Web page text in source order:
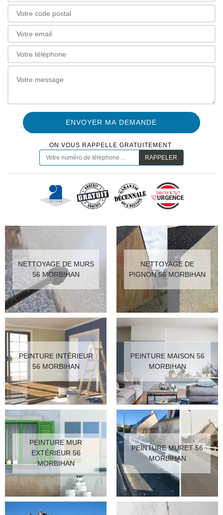
ON VOUS RAPPELLE GRATUITEMENT
NETTOYAGE DE MURS
56 MORBIHAN
NETTOYAGE DE
PIGNON 56 MORBIHAN
PEINTURE INTÉRIEUR
56 MORBIHAN
PEINTURE MAISON 56
MORBIHAN
PEINTURE MUR
EXTÉRIEUR 56
MORBIHAN
PEINTURE MURET 56
MORBIHAN